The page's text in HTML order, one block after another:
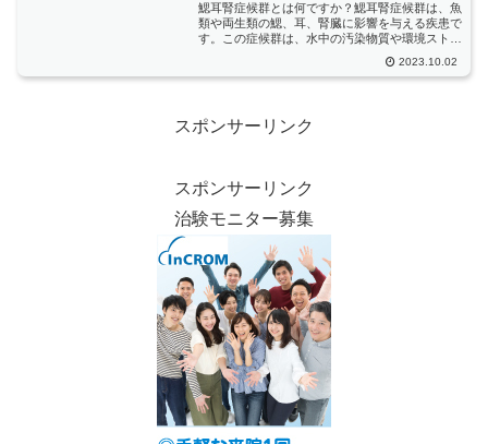
鰓耳腎症候群とは何ですか？鰓耳腎症候群は、魚
類や両生類の鰓、耳、腎臓に影響を与える疾患で
す。この症候群は、水中の汚染物質や環境ストレ
水中に存在する有害な化学物質や重金属、農薬な
2023.10.02
スポンサーリンク
スポンサーリンク
治験モニター募集